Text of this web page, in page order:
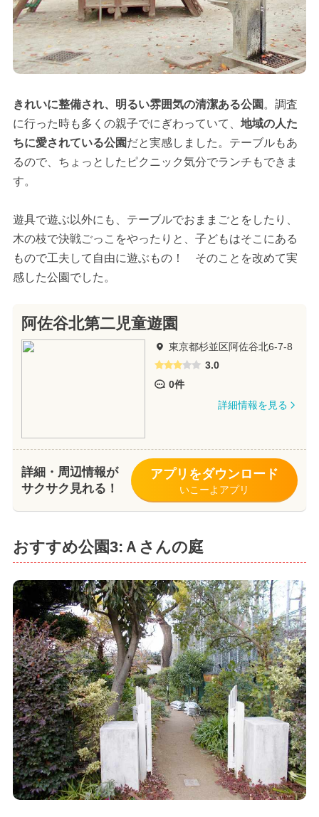
きれいに整備され、明るい雰囲気の清潔ある公園 。調査
に行った時も多くの親子でにぎわっていて、 地域の人た
ちに愛されている公園だと実感しました。テーブルもあ
るので、ちょっとしたピクニック気分でランチもできま
す。
遊具で遊ぶ以外にも、テーブルでおままごとをしたり、
木の枝で決戦ごっこをやったりと、子どもはそこにある
もので工夫して自由に遊ぶもの！ そのことを改めて実
感した公園でした。
阿佐谷北第二児童遊園
東京都杉並区阿佐谷北6-7-8
3.0
0件
詳細情報を見る
詳細・周辺情報が
サクサク見れる！
アプリをダウンロード
いこーよアプリ
おすすめ公園3:Ａさんの庭